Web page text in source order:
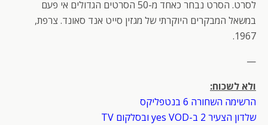
לסרט. הסרט נבחר כאחד מ-50 הסרטים הגדולים אי פעם
במשאל המבקרים היוקרתי של מגזין סייט אנד סאונד. צרפת,
1967.
—
ולא לשכוח:
הרשימה השחורה 6 בנטפליקס
שלדון הצעיר 2 ב-yes VOD ובסלקום TV